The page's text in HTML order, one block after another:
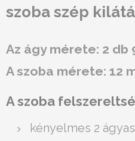
szoba szép
Az ágy mérete: 2 db
A szoba mérete: 12
A szoba
kényelmes 2